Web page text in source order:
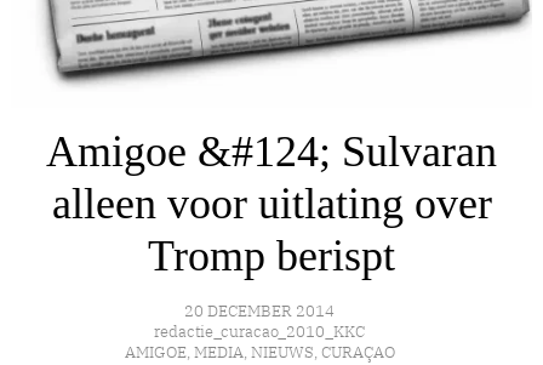
Amigoe &#124; Sulvaran
alleen voor uitlating over
Tromp berispt
20 DECEMBER 2014
redactie_curacao_2010_KKC
AMIGOE, MEDIA, NIEUWS, CURAÇAO